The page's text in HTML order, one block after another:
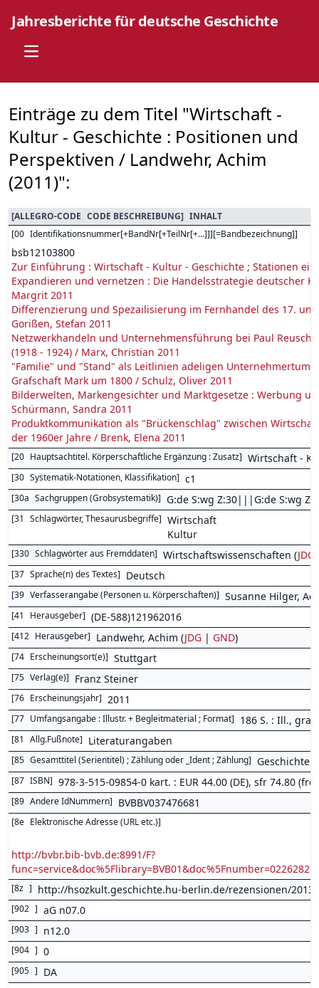
Jahresberichte für deutsche Geschichte
Open main menu
Einträge zu dem Titel "Wirtschaft -
Kultur - Geschichte : Positionen und
Perspektiven / Landwehr, Achim
(2011)":
[ALLEGRO-CODE CODE BESCHREIBUNG] INHALT
[00 Identifikationsnummer[+BandNr[+TeilNr[+...]]][=Bandbezeichnung]]
bsb12103800
Zur Einführung : Wirtschaft - Kultur - Geschichte ; Stationen
Expandieren und vernetzen : Die Handelsstrategie deutscher
Margrit 2011
Differenzierung und Spezailisierung im Fernhandel des 17.
Gorißen, Stefan 2011
Netzwerkhandeln und Unternehmensführung bei Paul
(1918 - 1924) / Marx, Christian 2011
"Familie" und "Stand" als Leitlinien adeligen
Grafschaft Mark um 1800 / Schulz, Oliver 2011
Bilderwelten, Markengesichter und Marktgesetze : Werbung
Schürmann, Sandra 2011
Produktkommunikation als "Brückenschlag" zwischen
der 1960er Jahre / Brenk, Elena 2011
[20 Hauptsachtitel. Körperschaftliche Ergänzung : Zusatz] Wirtschaft -
[30 Systematik-Notationen, Klassifikation] c1
[30a Sachgruppen (Grobsystematik)] G:de S:wg Z:30|||G:de S:wg
[31 Schlagwörter, Thesaurusbegriffe] Wirtschaft
Kultur
[330 Schlagwörter aus Fremddaten] Wirtschaftswissenschaften (JDG
[37 Sprache(n) des Textes] Deutsch
[39 Verfasserangabe (Personen u. Körperschaften)] Susanne Hilger,
[41 Herausgeber] (DE-588)121962016
[412 Herausgeber] Landwehr, Achim (JDG | GND)
[74 Erscheinungsort(e)] Stuttgart
[75 Verlag(e)] Franz Steiner
[76 Erscheinungsjahr] 2011
[77 Umfangsangabe : Illustr. + Begleitmaterial ; Format] 186 S. : Ill.,
[81 Allg.Fußnote] Literaturangaben
[85 Gesamttitel (Serientitel) ; Zählung oder _Ident ; Zählung] Geschichte
[87 ISBN] 978-3-515-09854-0 kart. : EUR 44.00 (DE), sfr 74.80
[89 Andere IdNummern] BVBBV037476681
[8e Elektronische Adresse (URL etc.)]
http://bvbr.bib-bvb.de:8991/F?
[8z ] http://hsozkult.geschichte.hu-berlin.de/rezensionen/2013-
[902 ] aG n07.0
[903 ] n12.0
[904 ] 0
[905 ] DA